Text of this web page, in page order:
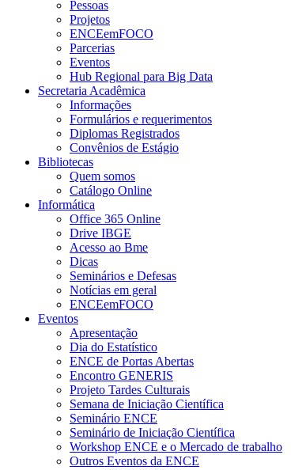
Pessoas
Projetos
ENCEemFOCO
Parcerias
Eventos
Hub Regional para Big Data
Secretaria Acadêmica
Informações
Formulários e requerimentos
Diplomas Registrados
Convênios de Estágio
Bibliotecas
Quem somos
Catálogo Online
Informática
Office 365 Online
Drive IBGE
Acesso ao Bme
Dicas
Seminários e Defesas
Notícias em geral
ENCEemFOCO
Eventos
Apresentação
Dia do Estatístico
ENCE de Portas Abertas
Encontro GENERIS
Projeto Tardes Culturais
Semana de Iniciação Científica
Seminário ENCE
Seminário de Iniciação Científica
Workshop ENCE e o Mercado de trabalho
Outros Eventos da ENCE